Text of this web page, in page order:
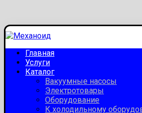
Главная
Услуги
Каталог
Вакуумные насосы
Электротовары
Оборудование
К холодильному